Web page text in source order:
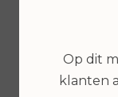
Op dit
klanten